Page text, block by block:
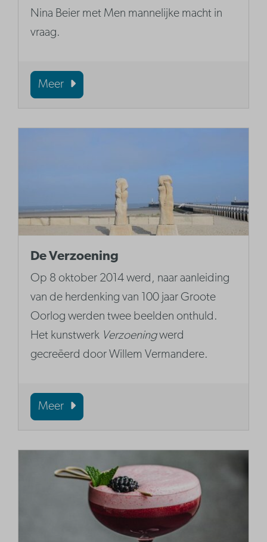
Nina Beier met Men mannelijke macht in
vraag.
Meer
De Verzoening
Op 8 oktober 2014 werd, naar aanleiding
van de herdenking van 100 jaar Groote
Oorlog werden twee beelden onthuld.
Het kunstwerk Verzoeningwerd
gecreëerd door Willem Vermandere.
Meer